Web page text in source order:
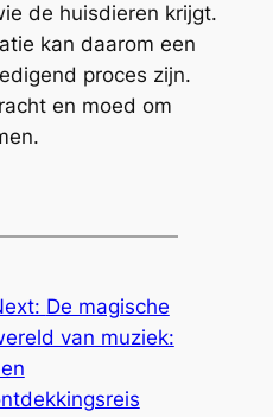
de huisdieren krijgt.
kan daarom een
proces zijn.
en moed om
De magische
van muziek: